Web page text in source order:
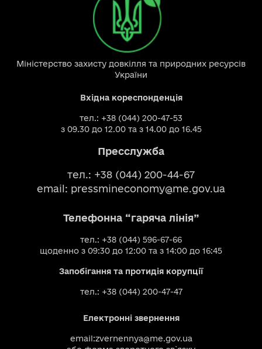
Міністерство захисту довкілля та природних ресурсів
України
Вхідна кореспонденція
тел.: +38 (044) 200-47-53
з 09.30 до 12.00 та з 14.00 до 16.45
Пресслужба
тел.: +38 (044) 200-44-67
email: pressmineconomy@me.gov.ua
Телефонна “гаряча лінія”
тел.: +38 (044) 596-67-66
щоденно з 09:30 до 12:00 та з 14:00 до 16:45
Запобігання та протидія корупції
тел.: +38 (044) 200-47-47
Електронні звернення
email:zvernennya@me.gov.ua